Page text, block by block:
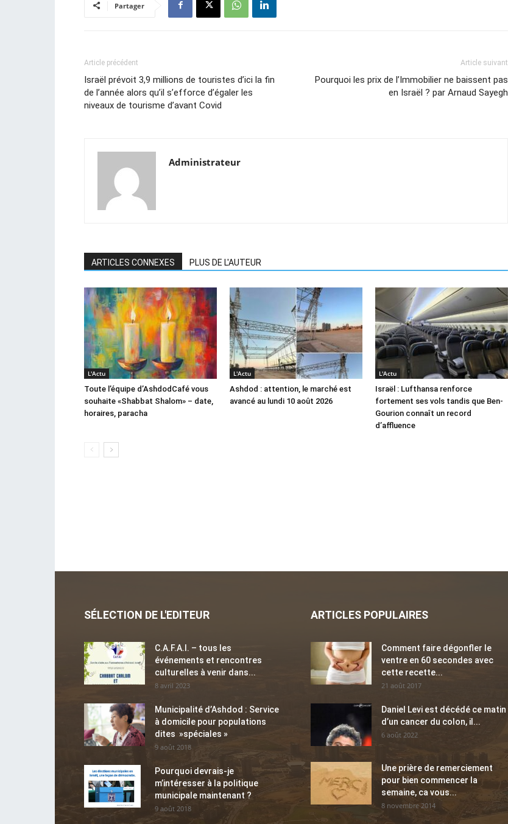
Partager
Article précédent
Israël prévoit 3,9 millions de touristes d’ici la fin
de l’année alors qu’il s’efforce d’égaler les
niveaux de tourisme d’avant Covid
Article suivant
Pourquoi les prix de l’Immobilier ne baissent pas
en Israël ? par Arnaud Sayegh
Administrateur
ARTICLES CONNEXES PLUS DE L'AUTEUR
L'Actu
Toute l’équipe d’AshdodCafé vous
souhaite «Shabbat Shalom» – date,
horaires, paracha
L'Actu
Ashdod : attention, le marché est
avancé au lundi 10 août 2026
L'Actu
Israël : Lufthansa renforce
fortement ses vols tandis que Ben-
Gourion connaît un record
d’affluence
SÉLECTION DE L'EDITEUR
C.A.F.A.I. – tous les
événements et rencontres
culturelles à venir dans...
8 avril 2023
Municipalité d’Ashdod : Service
à domicile pour populations
dites »spéciales »
9 août 2018
Pourquoi devrais-je
m’intéresser à la politique
municipale maintenant ?
9 août 2018
ARTICLES POPULAIRES
Comment faire dégonfler le
ventre en 60 secondes avec
cette recette...
21 août 2017
Daniel Levi est décédé ce matin
d’un cancer du colon, il...
6 août 2022
Une prière de remerciement
pour bien commencer la
semaine, ca vous...
8 novembre 2014